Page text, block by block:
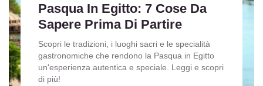
Pasqua In Egitto: 7 Cose Da
Sapere Prima Di Partire
Scopri le tradizioni, i luoghi sacri e le specialità
gastronomiche che rendono la Pasqua in Egitto
un'esperienza autentica e speciale. Leggi e scopri
di più!